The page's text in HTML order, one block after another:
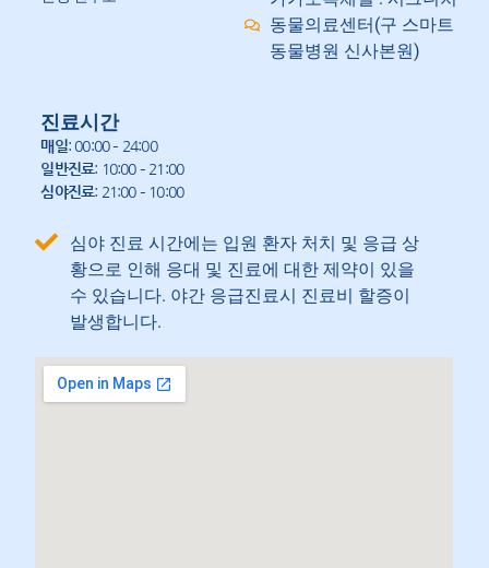
동물의료센터(구 스마트
동물병원 신사본원)
진료시간
매일: 00:00 – 24:00
일반진료: 10:00 – 21:00
심야진료: 21:00 – 10:00
심야 진료 시간에는 입원 환자 처치 및 응급 상
황으로 인해 응대 및 진료에 대한 제약이 있을
수 있습니다. 야간 응급진료시 진료비 할증이
발생합니다.